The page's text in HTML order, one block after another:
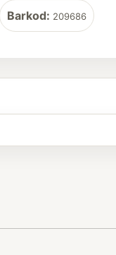
Barkod: 209686